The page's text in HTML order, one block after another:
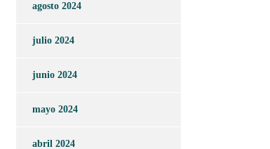
agosto 2024
julio 2024
junio 2024
mayo 2024
abril 2024